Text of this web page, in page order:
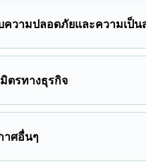
ความปลอดภัยและความเป็น
ตรทางธุรกิจ
าศอื่นๆ